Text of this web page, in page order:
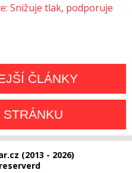
Snižuje tlak, podporuje
ČLÁNKY
STRÁNKU
(2013 - 2026)